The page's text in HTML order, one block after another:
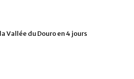
Vallée du Douro en 4 jours